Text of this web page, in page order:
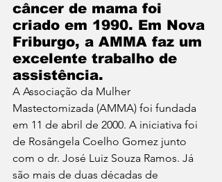
câncer de mama foi
criado em 1990. Em Nova
Friburgo, a AMMA faz um
excelente trabalho de
assistência.
A Associação da Mulher
Mastectomizada (AMMA) foi fundada
em 11 de abril de 2000. A iniciativa foi
de Rosângela Coelho Gomez junto
com o dr. José Luiz Souza Ramos. Já
são mais de duas décadas de